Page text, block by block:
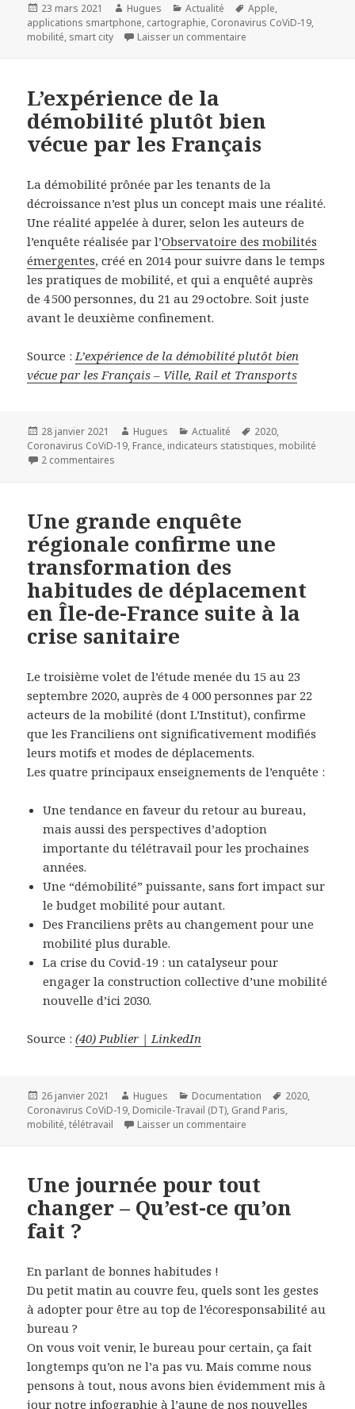
Publié
le
23 mars 2021 Auteur
Hugues Catégories
Actualité
Mots-
clés
Apple,
applications smartphone, cartographie, Coronavirus CoViD-19,
mobilité, smart city Laisser un commentaire
L’expérience de la
démobilité plutôt bien
vécue par les Français
La démobilité prônée par les tenants de la
décroissance n’est plus un concept mais une réalité.
Une réalité appelée à durer, selon les auteurs de
l’enquête réalisée par l’Observatoire des mobilités
émergentes, créé en 2014 pour suivre dans le temps
les pratiques de mobilité, et qui a enquêté auprès
de 4 500 personnes, du 21 au 29 octobre. Soit juste
avant le deuxième confinement.
Source : L’expérience de la démobilité plutôt bien
vécue par les Français – Ville, Rail et Transports
Publié
le
28 janvier 2021 Auteur
Hugues Catégories
Actualité
Mots-
clés
2020,
Coronavirus CoViD-19, France, indicateurs statistiques, mobilité
2 commentaires
Une grande enquête
régionale confirme une
transformation des
habitudes de déplacement
en Île-de-France suite à la
crise sanitaire
Le troisième volet de l’étude menée du 15 au 23
septembre 2020, auprès de 4 000 personnes par 22
acteurs de la mobilité (dont L’Institut), confirme
que les Franciliens ont significativement modifiés
leurs motifs et modes de déplacements.
Les quatre principaux enseignements de l’enquête :
Une tendance en faveur du retour au bureau,
mais aussi des perspectives d’adoption
importante du télétravail pour les prochaines
années.
Une “démobilité” puissante, sans fort impact sur
le budget mobilité pour autant.
Des Franciliens prêts au changement pour une
mobilité plus durable.
La crise du Covid-19 : un catalyseur pour
engager la construction collective d’une mobilité
nouvelle d’ici 2030.
Source :(40) Publier | LinkedIn
Publié
le
26 janvier 2021 Auteur
Hugues Catégories
Documentation
Mots-
2020,
Coronavirus CoViD-19, Domicile-Travail (DT), Grand Paris,
mobilité,télétravail Laisser un commentaire
Une journée pour tout
changer – Qu’est-ce qu’on
fait ?
En parlant de bonnes habitudes !
Du petit matin au couvre feu, quels sont les gestes
à adopter pour être au top de l’écoresponsabilité au
bureau ?
On vous voit venir, le bureau pour certain, ça fait
longtemps qu’on ne l’a pas vu. Mais comme nous
pensons à tout, nous avons bien évidemment mis à
jour notre infographie à l’aune de nos nouvelles